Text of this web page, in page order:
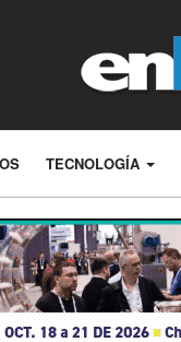
TECNOLOGÍA